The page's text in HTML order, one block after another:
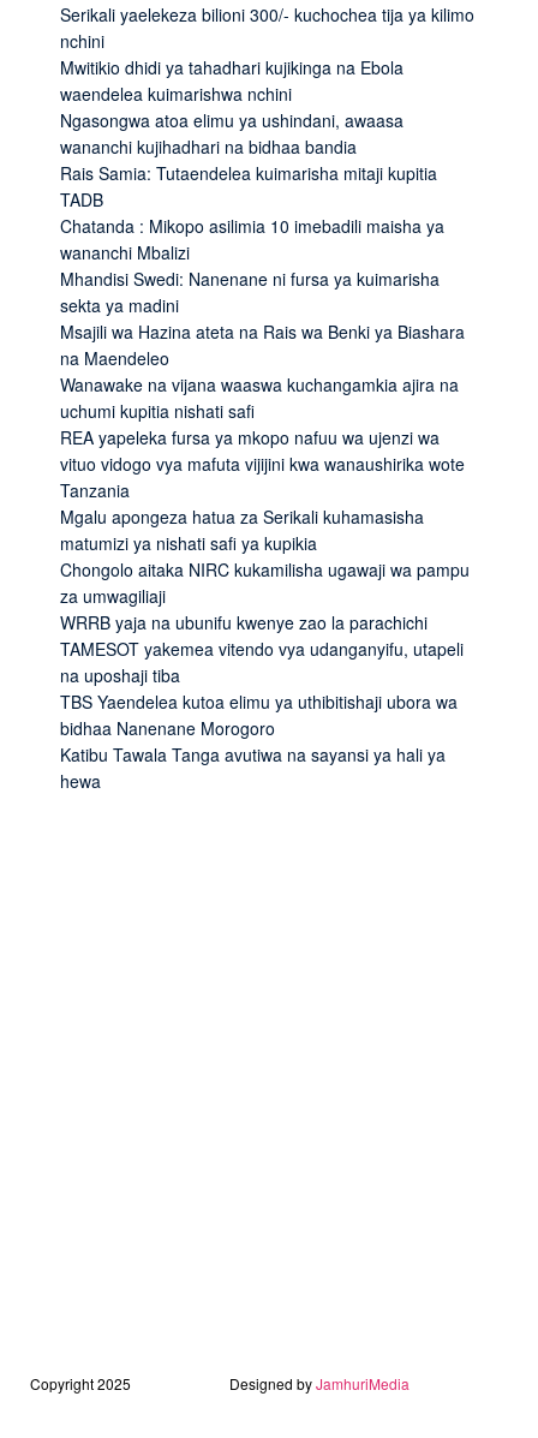
Serikali yaelekeza bilioni 300/- kuchochea tija ya kilimo
nchini
Mwitikio dhidi ya tahadhari kujikinga na Ebola
waendelea kuimarishwa nchini
Ngasongwa atoa elimu ya ushindani, awaasa
wananchi kujihadhari na bidhaa bandia
Rais Samia: Tutaendelea kuimarisha mitaji kupitia
TADB
Chatanda : Mikopo asilimia 10 imebadili maisha ya
wananchi Mbalizi
Mhandisi Swedi: Nanenane ni fursa ya kuimarisha
sekta ya madini
Msajili wa Hazina ateta na Rais wa Benki ya Biashara
na Maendeleo
Wanawake na vijana waaswa kuchangamkia ajira na
uchumi kupitia nishati safi
REA yapeleka fursa ya mkopo nafuu wa ujenzi wa
vituo vidogo vya mafuta vijijini kwa wanaushirika wote
Tanzania
Mgalu apongeza hatua za Serikali kuhamasisha
matumizi ya nishati safi ya kupikia
Chongolo aitaka NIRC kukamilisha ugawaji wa pampu
za umwagiliaji
WRRB yaja na ubunifu kwenye zao la parachichi
TAMESOT yakemea vitendo vya udanganyifu, utapeli
na uposhaji tiba
TBS Yaendelea kutoa elimu ya uthibitishaji ubora wa
bidhaa Nanenane Morogoro
Katibu Tawala Tanga avutiwa na sayansi ya hali ya
hewa
Copyright 2025 Designed byJamhuriMedia